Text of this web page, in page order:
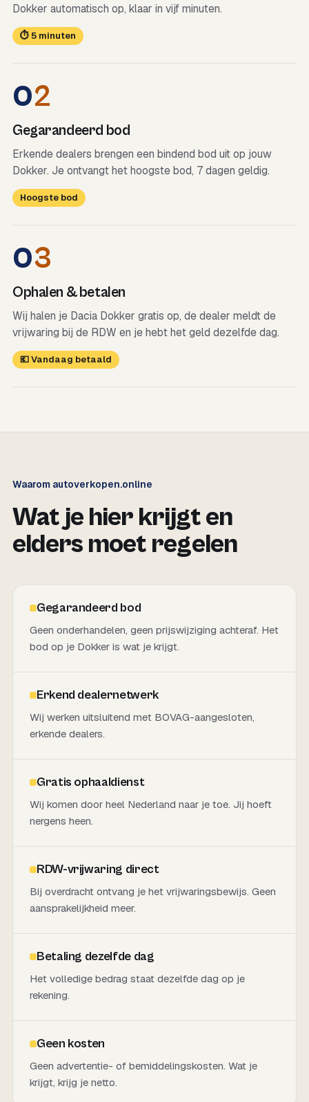
Dokker automatisch op, klaar in vijf minuten.
⏱ 5 minuten
02
Gegarandeerd bod
Erkende dealers brengen een bindend bod uit op jouw
Dokker. Je ontvangt het hoogste bod, 7 dagen geldig.
Hoogste bod
03
Ophalen & betalen
Wij halen je Dacia Dokker gratis op, de dealer meldt de
vrijwaring bij de RDW en je hebt het geld dezelfde dag.
💶 Vandaag betaald
Waarom autoverkopen.online
Wat je hier krijgt en
elders moet regelen
Gegarandeerd bod
Geen onderhandelen, geen prijswijziging achteraf. Het
bod op je Dokker is wat je krijgt.
Erkend dealernetwerk
Wij werken uitsluitend met BOVAG-aangesloten,
erkende dealers.
Gratis ophaaldienst
Wij komen door heel Nederland naar je toe. Jij hoeft
nergens heen.
RDW-vrijwaring direct
Bij overdracht ontvang je het vrijwaringsbewijs. Geen
aansprakelijkheid meer.
Betaling dezelfde dag
Het volledige bedrag staat dezelfde dag op je
rekening.
Geen kosten
Geen advertentie- of bemiddelingskosten. Wat je
krijgt, krijg je netto.